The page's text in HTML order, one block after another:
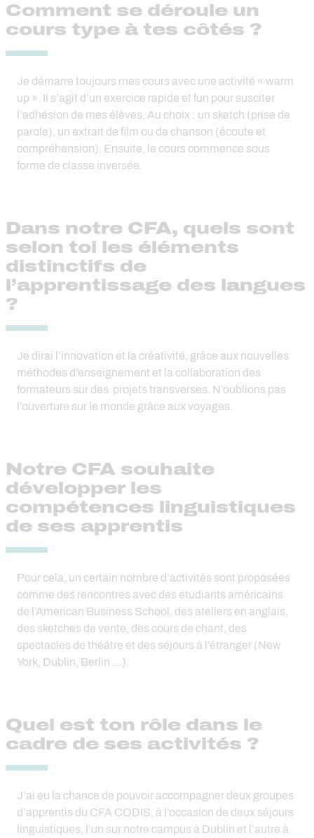
Comment se déroule un
cours type à tes côtés ?
Je démarre toujours mes cours avec une activité « warm
up ». Il s’agit d’un exercice rapide et fun pour susciter
l’adhésion de mes élèves. Au choix : un sketch (prise de
parole), un extrait de film ou de chanson (écoute et
compréhension). Ensuite, le cours commence sous
forme de classe inversée.
Dans notre CFA, quels sont
selon toi les éléments
distinctifs de
l’apprentissage des langues
?
Je dirai l’innovation et la créativité, grâce aux nouvelles
méthodes d’enseignement et la collaboration des
formateurs sur des projets transverses. N’oublions pas
l’ouverture sur le monde grâce aux voyages.
Notre CFA souhaite
développer les
compétences linguistiques
de ses apprentis
Pour cela, un certain nombre d’activités sont proposées
comme des rencontres avec des étudiants américains
de l’American Business School, des ateliers en anglais,
des sketches de vente, des cours de chant, des
spectacles de théâtre et des séjours à l’étranger (New
York, Dublin, Berlin …).
Quel est ton rôle dans le
cadre de ses activités ?
J’ai eu la chance de pouvoir accompagner deux groupes
d’apprentis du CFA CODIS, à l’occasion de deux séjours
linguistiques, l’un sur notre campus à Dublin et l’autre à